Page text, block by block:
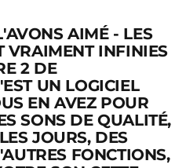
AIMÉ- LES
VRAIMENT INFINIES
2 DE
UN LOGICIEL
EN AVEZ POUR
SONS DE QUALITÉ,
JOURS, DES
FONCTIONS,